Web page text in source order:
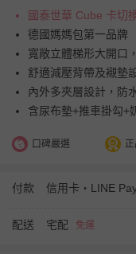
國泰世華 Cube 卡切
德國媽媽包第一品牌
寬敞立體梯形大開口
舒適減壓背帶及襯墊
內外多夾層設計，防
含尿布墊+推車掛勾+
口碑嚴選
付款
配送 宅配 免運